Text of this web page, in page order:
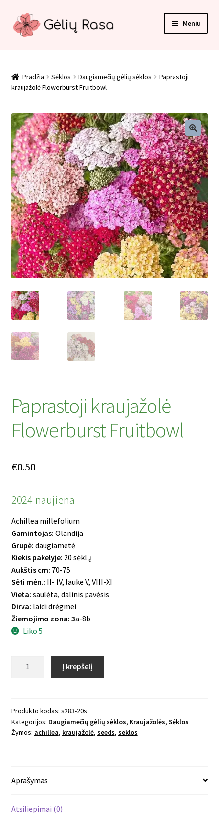
Pereiti
prie
Pereiti
prie
Meniu
Apmokėjimas
Kontaktai
Krepšelis
Paskyra
Pirkimo taisyklės
Privatumo politika
Tinklaraštis
Pradžia Sėklos Daugiamečių gėlių sėklos
Paprastoji
kraujažolė Flowerburst Fruitbowl
Paprastoji kraujažolė
Flowerburst Fruitbowl
€0.50
2024 naujiena
Achillea millefolium
Gamintojas: Olandija
Grupė: daugiametė
Kiekis pakelyje: 20 sėklų
Aukštis cm: 70-75
Sėti mėn.: II- IV, lauke V, VIII-XI
Vieta: saulėta, dalinis pavėsis
Dirva: laidi drėgmei
Žiemojimo zona: 3a-8b
Liko 5
Flowerburst
Fruitbowl
Į krepšelį
Produkto kodas: s283-20s
Kategorijos: Daugiamečių gėlių sėklos, Kraujažolės, Sėklos
Žymos: achillea, kraujažolė, seeds, seklos
Aprašymas
Atsiliepimai (0)